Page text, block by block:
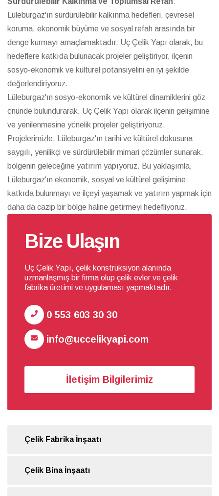
Lüleburgaz'ın sürdürülebilir kalkınma hedefleri, çevresel
koruma, ekonomik büyüme ve sosyal refah arasında bir
denge kurmayı amaçlamaktadır. Uç Çelik Yapı olarak, bu
hedeflere katkıda bulunacak projeler geliştiriyor, ilçenin
sosyo-ekonomik ve kültürel potansiyelini en iyi şekilde
değerlendiriyoruz.
Lüleburgaz'ın sosyo-ekonomik ve kültürel dinamiklerini göz
önünde bulundurarak, Uç Çelik Yapı olarak ilçenin gelişimine
ve yenilenmesine yönelik projeler geliştiriyoruz.
Projelerimizle, Lüleburgaz'ın tarihi ve kültürel dokusuna
saygılı, yenilikçi ve sürdürülebilir mimari çözümler sunarak,
bölgenin geleceğine yatırım yapıyoruz. Bu yaklaşımla,
Lüleburgaz'ın ekonomik, sosyal ve kültürel gelişimine
katkıda bulunmayı ve ilçeyi yaşamak ve yatırım yapmak için
daha da cazip bir bölge haline getirmeyi hedefliyoruz.
Bize Ulaşın
Uç Çelik Yapı, çelik konstrüksiyon alanında
uzmanlaşmış bir firma olup çelik evler ve çelik
fabrika üretimi ve uygulaması yapmaktadır.
0 553 603 30 30
info@uccelikyapi.com
İletişim Bilgilerimiz
Çelik Fabrika İnşaatı
Çelik Bina İnşaatı